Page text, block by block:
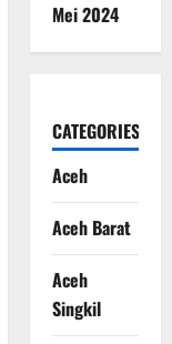
Mei 2024
CATEGORIES
Aceh
Aceh Barat
Aceh
Singkil